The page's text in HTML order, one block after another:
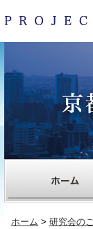
ホーム > 研究会の